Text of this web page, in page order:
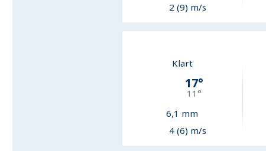
2 (9) m/s
Klart
17°
11 °
6,1 mm
4 (6) m/s